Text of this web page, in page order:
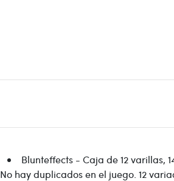
Blunteffects - Caja de 12 varillas,
No hay duplicados en el juego. 12